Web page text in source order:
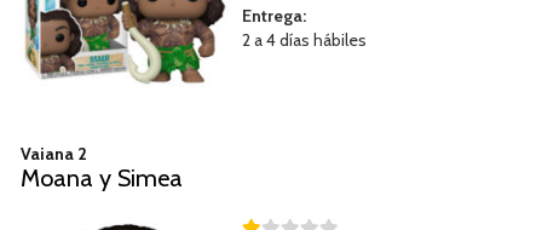
Entrega:
2 a 4 días hábiles
Vaiana 2
Moana y Simea